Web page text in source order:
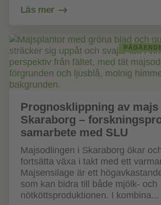
Läs mer
Prognosklippning av majs
Skaraborg –
samarbete med SLU
Majsodlingen i Skaraborg ökar
fortsätta växa i takt med ett
Majsensilage är ett
som kan bidra till både mjölk- och
nötköttsproduktionen. I kombina...